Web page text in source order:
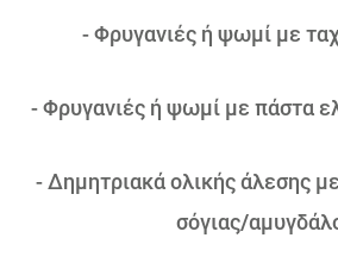
- Φρυγανιές ή ψωμί με
- Φρυγανιές ή ψωμί με πάστα
- Δημητριακά ολικής άλεσης
σόγιας/